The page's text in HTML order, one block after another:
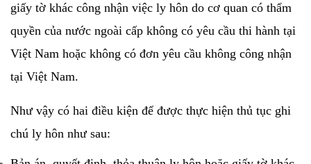
giấy tờ khác công nhận việc ly hôn do cơ quan có thẩm
quyền của nước ngoài cấp không có yêu cầu thi hành tại
Việt Nam hoặc không có đơn yêu cầu không công nhận
tại Việt Nam.
Như vậy có hai điều kiện để được thực hiện thủ tục ghi
chú ly hôn như sau: